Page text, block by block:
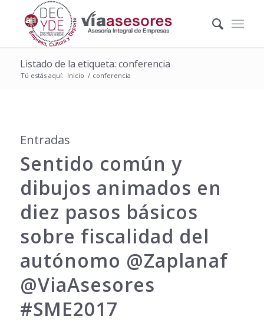
Listado de la etiqueta: conferencia
Tú estás aquí: Inicio / conferencia
Entradas
Sentido común y
dibujos animados en
diez pasos básicos
sobre fiscalidad del
autónomo @Zaplanaf
@ViaAsesores
#SME2017